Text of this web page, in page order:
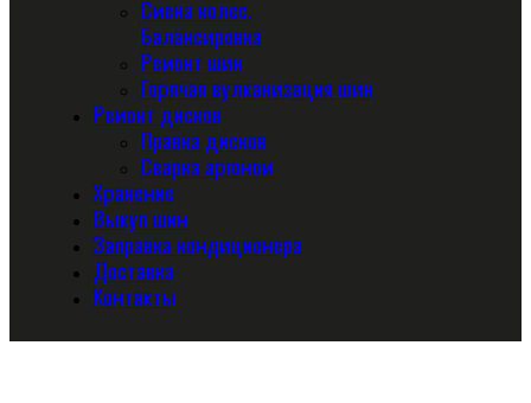
Смена колес.
Балансировка
Ремонт шин
Горячая вулканизация шин
Ремонт дисков
Правка дисков
Сварка аргоном
Хранение
Выкуп шин
Заправка кондиционера
Доставка
Контакты